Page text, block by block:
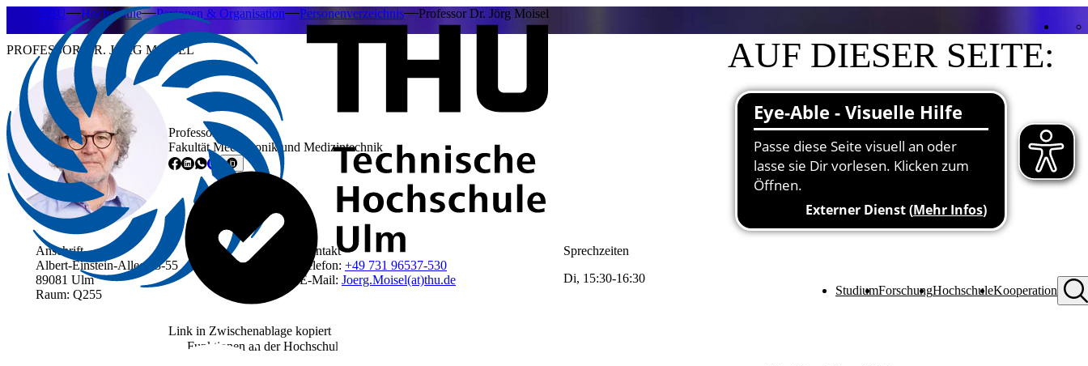
StudiumForschungHochschuleKooperation
THU Hochschule Personen & Organisation Personenverzeichnis Professor Dr. Jörg Moisel
PROFESSOR DR. JÖRG MOISEL
Professor
Fakultät Mechatronik und Medizintechnik
Link in Zwischenablage kopiert
AUF DIESER SEITE:
Kontakt
Funktionen an der Hochschule
Schwerpunkte in Lehre und Forschung
Anschrift
Albert-Einstein-Allee 53-55
89081 Ulm
Raum: Q255
Kontakt
Telefon: +49 731 96537-530
E-Mail: Joerg.Moisel(at)thu.de
Sprechzeiten
Di, 15:30-16:30
Funktionen an der Hochschule